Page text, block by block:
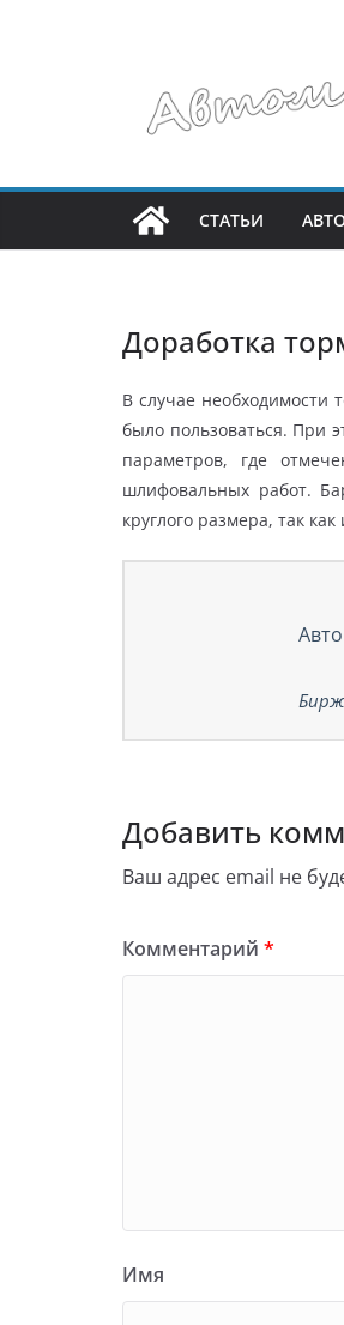
СТАТЬИ
Доработка
В случае
было пользоваться. При
параметров, где
шлифовальных работ.
круглого размера, так
Добавить
Ваш адрес email не
Комментарий *
Имя